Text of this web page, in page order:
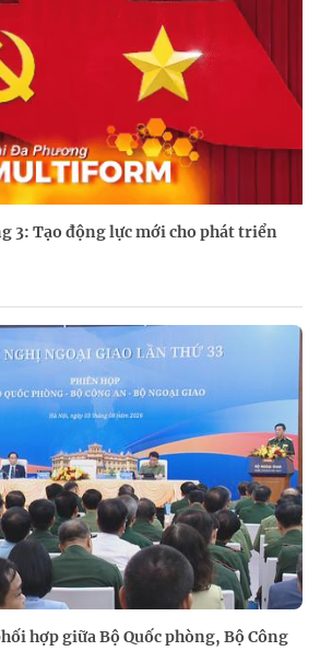
3: Tạo động lực mới cho phát triển
hợp giữa Bộ Quốc phòng, Bộ Công